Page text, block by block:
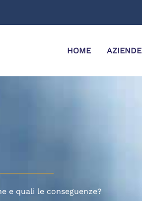
HOME AZIENDE
e quali le conseguenze?